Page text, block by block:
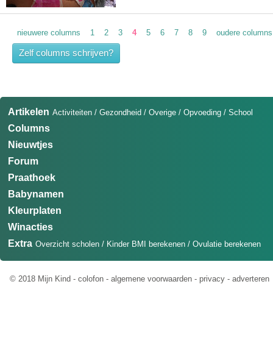
nieuwere columns 1 2 3 4 5 6 7 8 9 oudere columns
Zelf columns schrijven?
Artikelen Activiteiten / Gezondheid / Overige / Opvoeding / School
Columns
Nieuwtjes
Forum
Praathoek
Babynamen
Kleurplaten
Winacties
Extra Overzicht scholen / Kinder BMI berekenen / Ovulatie berekenen
© 2018 Mijn Kind - colofon - algemene voorwaarden - privacy - adverteren